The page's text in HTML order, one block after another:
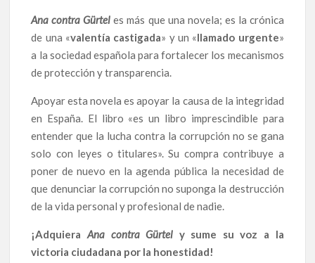
Ana contra Gürtel es más que una novela; es la crónica
de una «valentía castigada» y un «llamado urgente»
a la sociedad española para fortalecer los mecanismos
de protección y transparencia.
Apoyar esta novela es apoyar la causa de la integridad
en España. El libro «es un libro imprescindible para
entender que la lucha contra la corrupción no se gana
solo con leyes o titulares». Su compra contribuye a
poner de nuevo en la agenda pública la necesidad de
que denunciar la corrupción no suponga la destrucción
de la vida personal y profesional de nadie.
¡AdquieraAna contra Gürtel y sume su voz a la
victoria ciudadana por la honestidad!